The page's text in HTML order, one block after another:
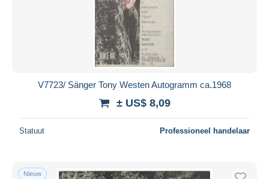
V7723/ Sänger Tony Westen Autogramm ca.1968
± US$ 8,09
Statuut Professioneel handelaar
Nieuw